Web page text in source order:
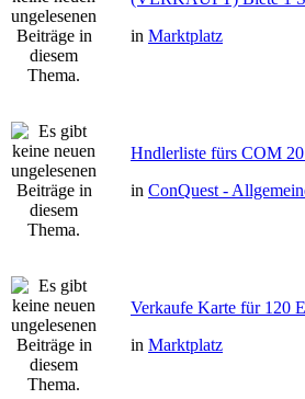
in Marktplatz
Hndlerliste fürs COM
in ConQuest -
Verkaufe Karte für 120
in Marktplatz